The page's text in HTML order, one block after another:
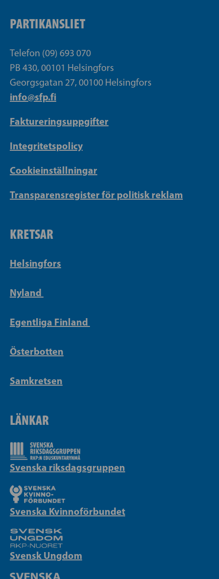
PARTIKANSLIET
Telefon (09) 693 070
PB 430, 00101 Helsingfors
Georgsgatan 27, 00100 Helsingfors
info@sfp.fi
Faktureringsuppgifter
Integritetspolicy
Cookieinställningar
Transparensregister för politisk reklam
KRETSAR
Helsingfors
Nyland
Egentliga Finland
Österbotten
Samkretsen
LÄNKAR
Svenska riksdagsgruppen
Svenska Kvinnoförbundet
Svensk Ungdom